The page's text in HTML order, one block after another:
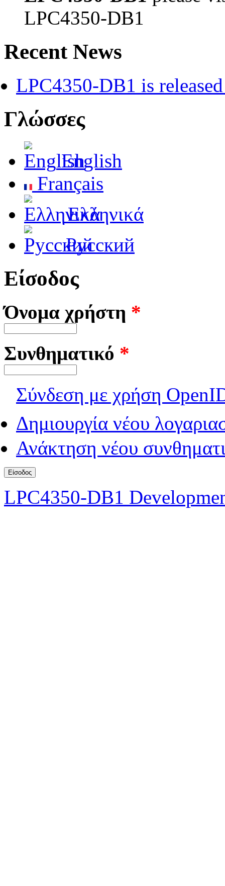
LPC4350-DB1
Recent News
LPC4350-DB1 is
Γλώσσες
English
Français
Ελληνικά
Русский
Είσοδος
Όνομα χρήστη *
Συνθηματικό *
Σύνδεση με χρήση
Δημιουργία νέου
Ανάκτηση νέου
LPC4350-DB1